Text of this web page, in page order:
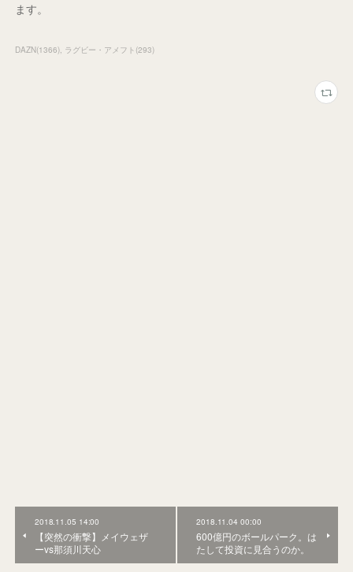
ます。
DAZN(1366) ラグビー・アメフト (293)
2018.11.05 14:00
【突然の衝撃】メイウェザ
ーvs那須川天心
2018.11.04 00:00
600億円のボールパーク。は
たして投資に見合うのか。